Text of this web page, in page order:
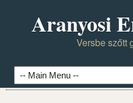
Aranyosi
Versbe szőtt